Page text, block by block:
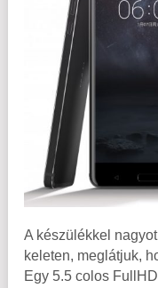
A készülékkel
keleten, meglátjuk,
Egy 5.5 colos